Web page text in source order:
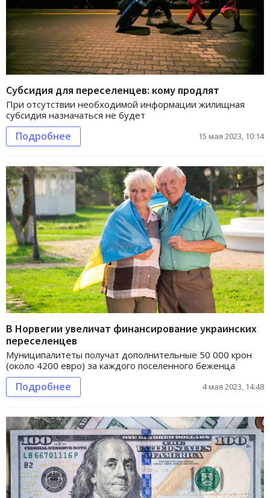
Субсидия для переселенцев: кому продлят
При отсутствии необходимой информации жилищная
субсидия назначаться не будет
Подробнее 15 мая 2023, 10:14
В Норвегии увеличат финансирование украинских
переселенцев
Муниципалитеты получат дополнительные 50 000 крон
(около 4200 евро) за каждого поселенного беженца
Подробнее 4 мая 2023, 14:48